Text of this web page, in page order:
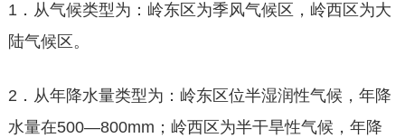
1．从气候类型为：岭东区为季风气候区，岭西区为大
陆气候区。
2．从年降水量类型为：岭东区位半湿润性气候，年降
水量在500—800mm；岭西区为半干旱性气候，年降